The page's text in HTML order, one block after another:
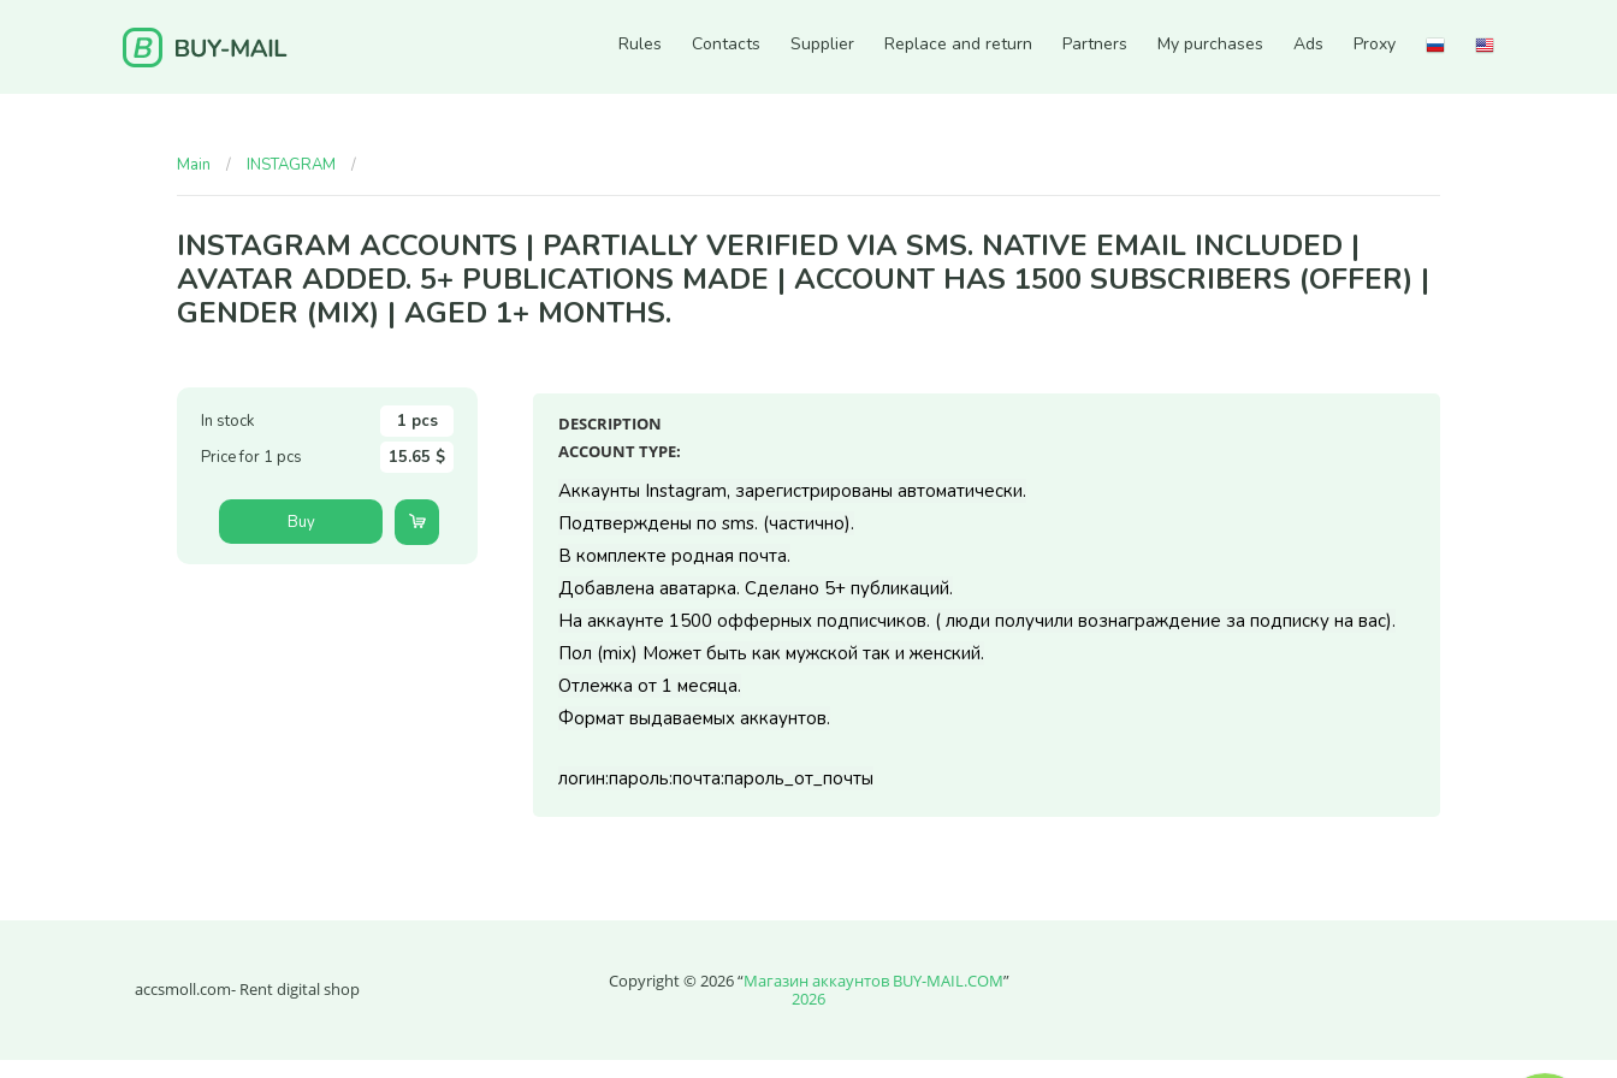
Rules Contacts Supplier Replace and return Partners My purchases Ads Proxy
Main INSTAGRAM
INSTAGRAM ACCOUNTS | PARTIALLY VERIFIED VIA SMS. NATIVE EMAIL INCLUDED |
AVATAR ADDED. 5+ PUBLICATIONS MADE | ACCOUNT HAS 1500 SUBSCRIBERS (OFFER) |
GENDER (MIX) | AGED 1+ MONTHS.
In stock
1 pcs
Price for 1 pcs
15.65 $
Buy
DESCRIPTION
ACCOUNT TYPE:
Аккаунты Instagram, зарегистрированы автоматически.
Подтверждены по sms. (частично).
В комплекте родная почта.
Добавлена аватарка. Сделано 5+ публикаций.
На аккаунте 1500 офферных подписчиков. ( люди получили вознаграждение за подписку на вас).
Пол (mix) Может быть как мужской так и женский.
Отлежка от 1 месяца.
Формат выдаваемых аккаунтов.
логин:пароль:почта:пароль_от_почты
accsmoll.com- Rent digital shop Copyright © 2026 “Магазин аккаунтов BUY-MAIL.COM”
2026
Count items in basket
Count goods in basket
Price without discount